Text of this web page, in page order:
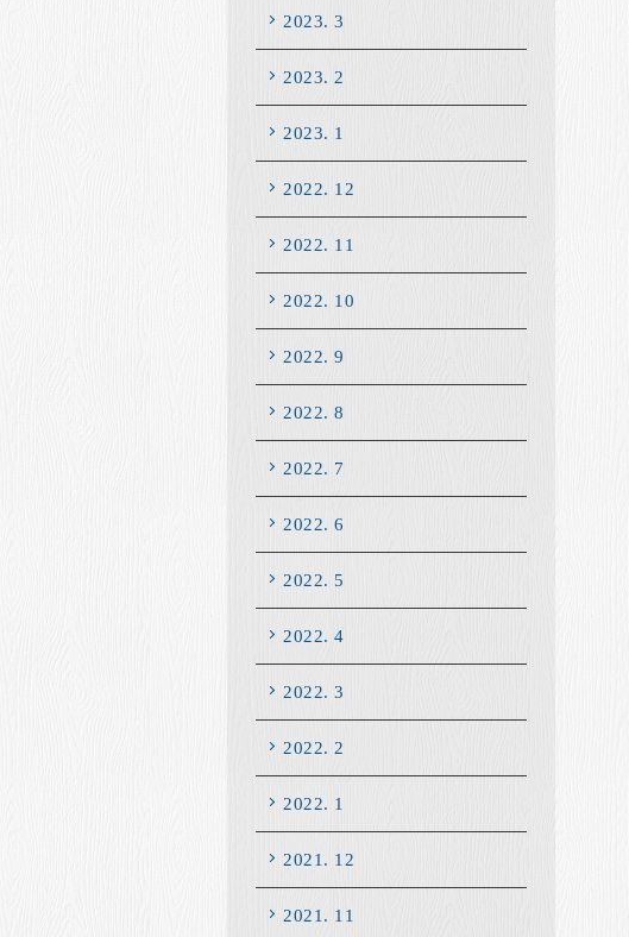
2023. 3
2023. 2
2023. 1
2022. 12
2022. 11
2022. 10
2022. 9
2022. 8
2022. 7
2022. 6
2022. 5
2022. 4
2022. 3
2022. 2
2022. 1
2021. 12
2021. 11